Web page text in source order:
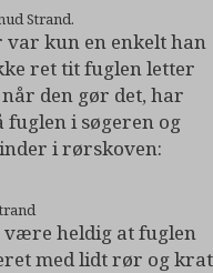
Strand.
var kun en enkelt han
ret tit fuglen letter
den gør det, har
fuglen i søgeren og
i rørskoven:
være heldig at fuglen
med lidt rør og krat